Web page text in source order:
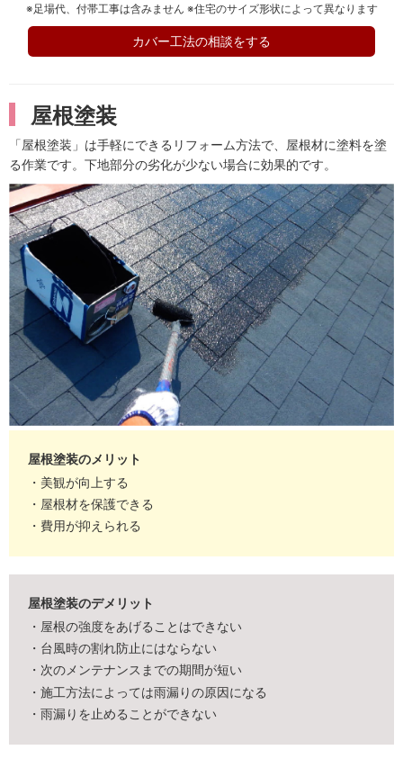
※足場代、付帯工事は含みません ※住宅のサイズ形状によって異なります
カバー工法の相談をする
屋根塗装
「屋根塗装」は手軽にできるリフォーム方法で、屋根材に塗料を塗
る作業です。下地部分の劣化が少ない場合に効果的です。
屋根塗装のメリット
・美観が向上する
・屋根材を保護できる
・費用が抑えられる
屋根塗装のデメリット
・屋根の強度をあげることはできない
・台風時の割れ防止にはならない
・次のメンテナンスまでの期間が短い
・施工方法によっては雨漏りの原因になる
・雨漏りを止めることができない